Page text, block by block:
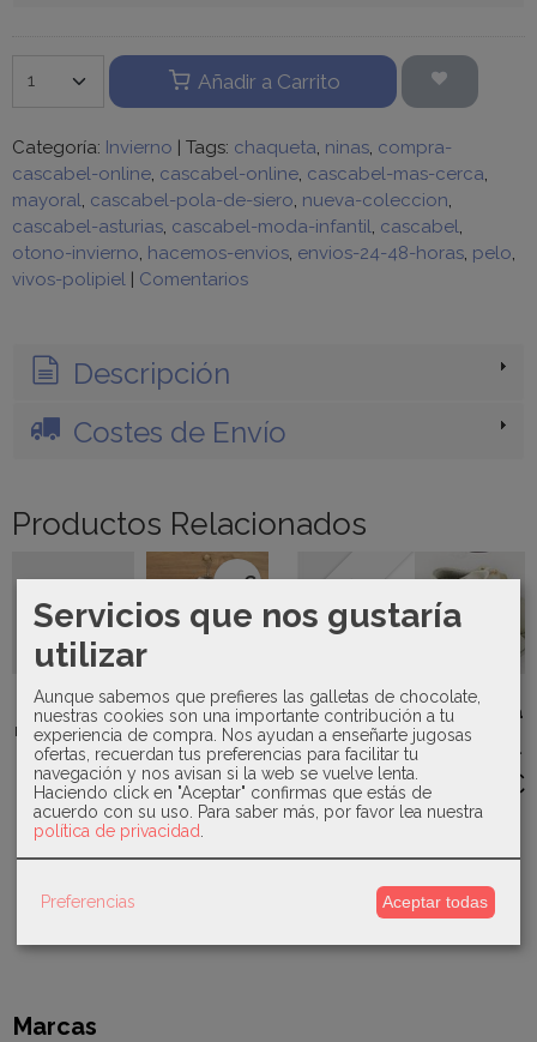
Marcas
Añadir a Carrito
Categoría: Invierno | Tags: chaqueta ninas compra-
cascabel-online cascabel-online cascabel-mas-cerca
mayoral cascabel-pola-de-siero nueva-coleccion
cascabel-asturias cascabel-moda-infantil cascabel
otono-invierno hacemos-envios envios-24-48-horas pelo
vivos-polipiel | Comentarios
Descripción
Costes de Envío
Productos Relacionados
Mayoral -
neceser
multifunción
19046
22,00 €
-4 €
Babidu -
Pijama con
conejo 19709
25,00 €
28,90 €
Agotado
Mayoral -
Portachupete
detalle
logo...
12,00 €
Sardón -
Mercedita
nacarada
caladito...
31,00 €
Servicios que nos gustaría
utilizar
Aunque sabemos que prefieres las galletas de chocolate,
nuestras cookies son una importante contribución a tu
experiencia de compra. Nos ayudan a enseñarte jugosas
ofertas, recuerdan tus preferencias para facilitar tu
navegación y nos avisan si la web se vuelve lenta.
Haciendo click en "Aceptar" confirmas que estás de
acuerdo con su uso. Para saber más, por favor lea nuestra
política de privacidad
Preferencias Aceptar todas